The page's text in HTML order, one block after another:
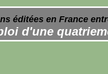
éditées en France
d'une